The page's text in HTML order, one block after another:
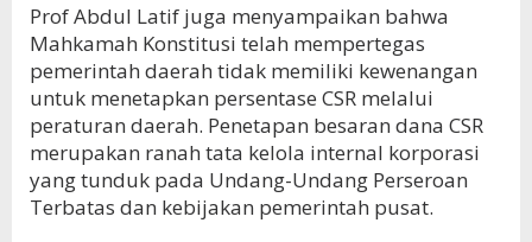
Prof Abdul Latif juga menyampaikan bahwa
Mahkamah Konstitusi telah mempertegas
pemerintah daerah tidak memiliki kewenangan
untuk menetapkan persentase CSR melalui
peraturan daerah. Penetapan besaran dana CSR
merupakan ranah tata kelola internal korporasi
yang tunduk pada Undang-Undang Perseroan
Terbatas dan kebijakan pemerintah pusat.